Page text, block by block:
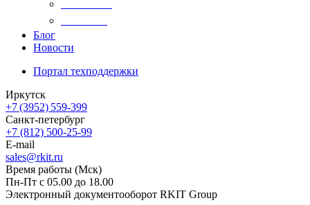
Блог
Новости
Портал техподдержки
Иркутск
+7 (3952) 559-399
Санкт-петербург
+7 (812) 500-25-99
E-mail
sales@rkit.ru
Время работы (Мск)
Пн-Пт с 05.00 до 18.00
Электронный документооборот RKIT Group